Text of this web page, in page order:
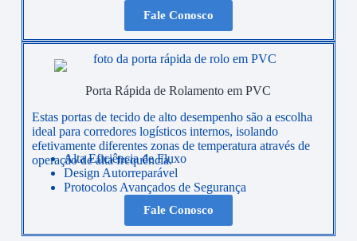
Fale Conosco
Porta Rápida de Rolamento em PVC
Estas portas de tecido de alto desempenho são a escolha
ideal para corredores logísticos internos, isolando
efetivamente diferentes zonas de temperatura através de
operação de alta frequência.
Alta Eficiência de Fluxo
Design Autorreparável
Protocolos Avançados de Segurança
Fale Conosco